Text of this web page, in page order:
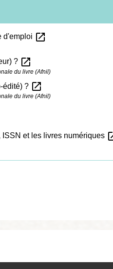
d'emploi open_in_new
? open_in_new
du livre (Afnil)
édité) ? open_in_new
du livre (Afnil)
et les livres numériques